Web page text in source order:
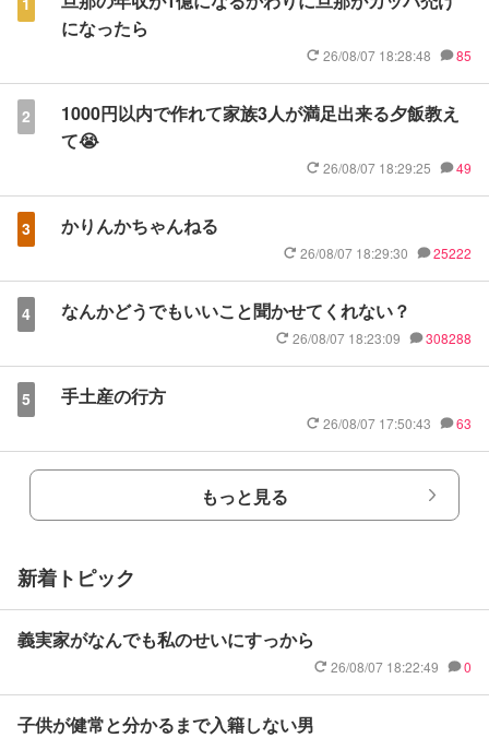
になったら
26/08/07 18:28:48 85
2
1000円以内で作れて家族3人が満足出来る夕飯教え
て😭
26/08/07 18:29:25 49
3 かりんかちゃんねる
26/08/07 18:29:30 25222
4 なんかどうでもいいこと聞かせてくれない？
26/08/07 18:23:09 308288
5 手土産の行方
26/08/07 17:50:43 63
もっと見る
新着トピック
義実家がなんでも私のせいにすっから
26/08/07 18:22:49 0
子供が健常と分かるまで入籍しない男